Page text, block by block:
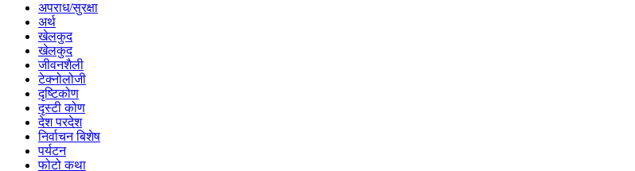
अपराध/सुरक्षा
अर्थ
खेलकुद
खेलकुद
जीवनशैली
टेक्नोलोजी
दृष्टिकोण
दृस्टी कोण
देश परदेश
निर्वाचन बिशेष
पर्यटन
फोटो कथा